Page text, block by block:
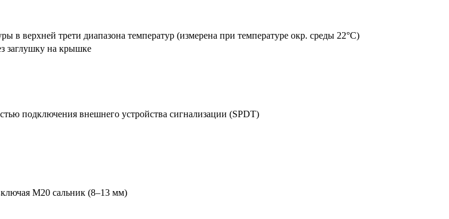
в верхней трети диапазона температур (измерена при температуре окр. среды 22°C)
заглушку на крышке
подключения внешнего устройства сигнализации (SPDT)
M20 сальник (8–13 мм)